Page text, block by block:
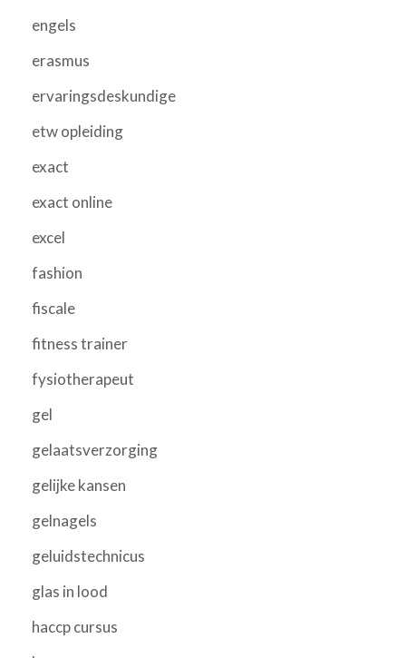
engels
erasmus
ervaringsdeskundige
etw opleiding
exact
exact online
excel
fashion
fiscale
fitness trainer
fysiotherapeut
gel
gelaatsverzorging
gelijke kansen
gelnagels
geluidstechnicus
glas in lood
haccp cursus